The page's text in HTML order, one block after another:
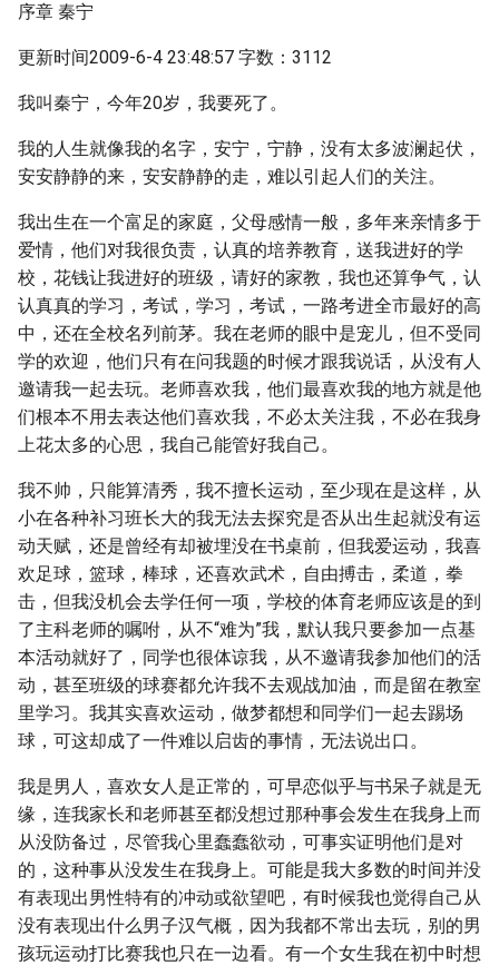
序章 秦宁
更新时间2009-6-4 23:48:57 字数：3112
我叫秦宁，今年20岁，我要死了。
我的人生就像我的名字，安宁，宁静，没有太多波澜起伏，
安安静静的来，安安静静的走，难以引起人们的关注。
我出生在一个富足的家庭，父母感情一般，多年来亲情多于
爱情，他们对我很负责，认真的培养教育，送我进好的学
校，花钱让我进好的班级，请好的家教，我也还算争气，认
认真真的学习，考试，学习，考试，一路考进全市最好的高
中，还在全校名列前茅。我在老师的眼中是宠儿，但不受同
学的欢迎，他们只有在问我题的时候才跟我说话，从没有人
邀请我一起去玩。老师喜欢我，他们最喜欢我的地方就是他
们根本不用去表达他们喜欢我，不必太关注我，不必在我身
上花太多的心思，我自己能管好我自己。
我不帅，只能算清秀，我不擅长运动，至少现在是这样，从
小在各种补习班长大的我无法去探究是否从出生起就没有运
动天赋，还是曾经有却被埋没在书桌前，但我爱运动，我喜
欢足球，篮球，棒球，还喜欢武术，自由搏击，柔道，拳
击，但我没机会去学任何一项，学校的体育老师应该是的到
了主科老师的嘱咐，从不“难为”我，默认我只要参加一点基
本活动就好了，同学也很体谅我，从不邀请我参加他们的活
动，甚至班级的球赛都允许我不去观战加油，而是留在教室
里学习。我其实喜欢运动，做梦都想和同学们一起去踢场
球，可这却成了一件难以启齿的事情，无法说出口。
我是男人，喜欢女人是正常的，可早恋似乎与书呆子就是无
缘，连我家长和老师甚至都没想过那种事会发生在我身上而
从没防备过，尽管我心里蠢蠢欲动，可事实证明他们是对
的，这种事从没发生在我身上。可能是我大多数的时间并没
有表现出男性特有的冲动或欲望吧，有时候我也觉得自己从
没有表现出什么男子汉气概，因为我都不常出去玩，别的男
孩玩运动打比赛我也只在一边看。有一个女生我在初中时想